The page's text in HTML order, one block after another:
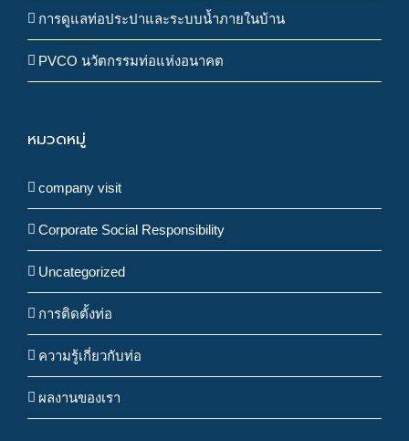
การดูแลท่อประปาและระบบน้ำภายในบ้าน
PVCO นวัตกรรมท่อแห่งอนาคต
หมวดหมู่
company visit
Corporate Social Responsibility
Uncategorized
การติดตั้งท่อ
ความรู้เกี่ยวกับท่อ
ผลงานของเรา